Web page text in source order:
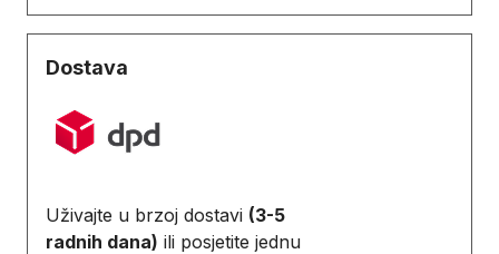
Dostava
Uživajte u brzoj dostavi (3-5
radnih dana) ili posjetite jednu